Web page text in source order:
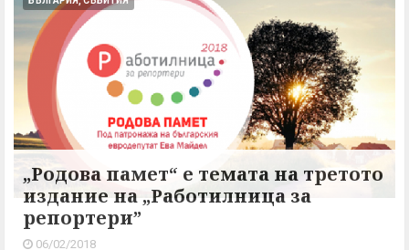
„Родова памет“ е темата на третото
издание на „Работилница за
репортери”
06/02/2018